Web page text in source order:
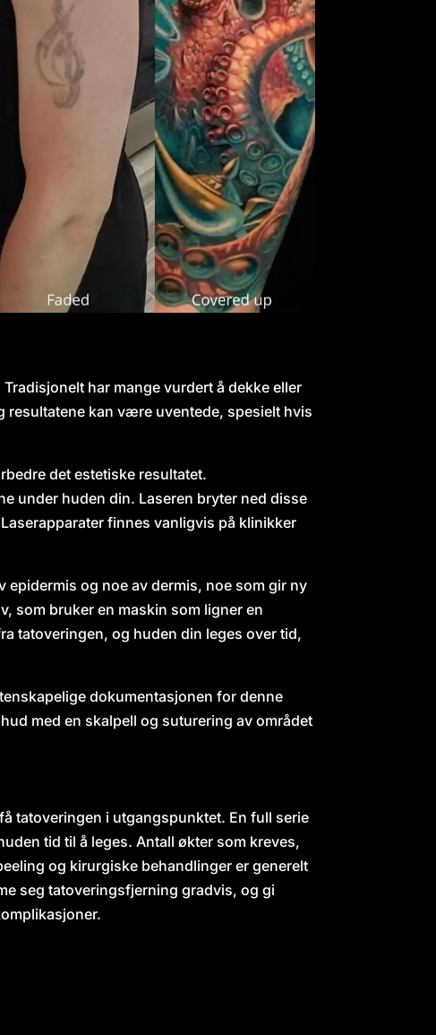
har mange vurdert å dekke eller
resultatene kan være uventede, spesielt hvis
det estetiske resultatet.
under huden din. Laseren bryter ned disse
finnes vanligvis på klinikker
og noe av dermis, noe som gir ny
som bruker en maskin som ligner en
tatoveringen, og huden din leges over tid,
dokumentasjonen for denne
med en skalpell og suturering av området
tatoveringen i utgangspunktet. En full serie
tid til å leges. Antall økter som kreves,
og kirurgiske behandlinger er generelt
seg tatoveringsfjerning gradvis, og gi